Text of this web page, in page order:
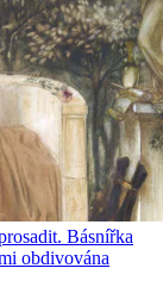
Básnířka
obdivována